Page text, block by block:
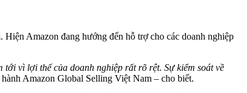
Amazon đang hướng đến hỗ trợ cho các doanh nghiệp
vì lợi thế của doanh nghiệp rất rõ rệt. Sự kiểm soát về
Amazon Global Selling Việt Nam – cho biết.